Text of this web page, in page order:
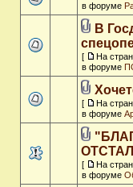
в форуме
В
[ На
в форуме
[ На
в форуме
[ На
в форуме